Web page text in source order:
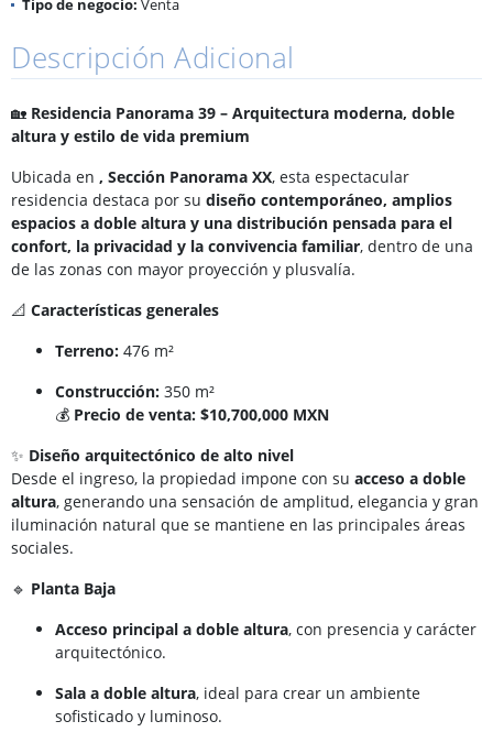
Tipo de negocio: Venta
Descripción Adicional
🏡 Residencia Panorama 39 – Arquitectura moderna, doble
altura y estilo de vida premium
Ubicada en , Sección Panorama XX, esta espectacular
residencia destaca por su diseño contemporáneo, amplios
espacios a doble altura y una distribución pensada para el
confort, la privacidad y la convivencia familiar, dentro de una
de las zonas con mayor proyección y plusvalía.
📐 Características generales
Terreno: 476 m²
Construcción: 350 m²
💰 Precio de venta: $10,700,000 MXN
✨ Diseño arquitectónico de alto nivel
Desde el ingreso, la propiedad impone con su acceso a doble
altura, generando una sensación de amplitud, elegancia y gran
iluminación natural que se mantiene en las principales áreas
sociales.
🔹 Planta Baja
Acceso principal a doble altura, con presencia y carácter
arquitectónico.
Sala a doble altura, ideal para crear un ambiente
sofisticado y luminoso.